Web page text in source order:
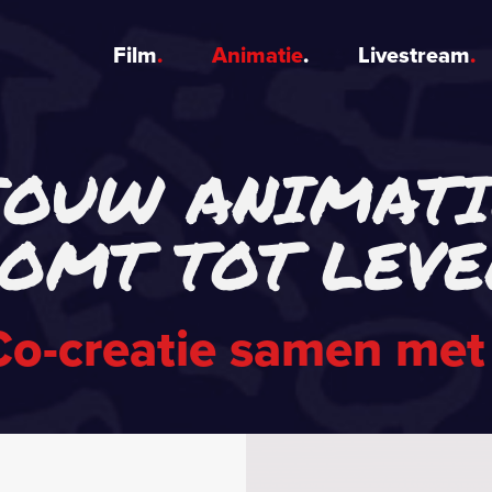
Film Animatie Livestream
TOT
creatie samen
Film
Animatie